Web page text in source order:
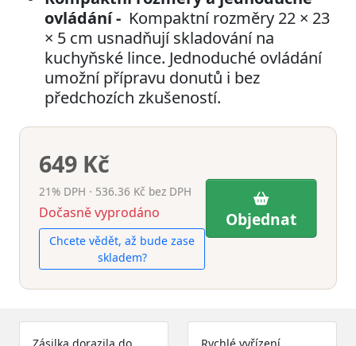
ovládání - Kompaktní rozměry 22 × 23
× 5 cm usnadňují skladování na
kuchyňské lince. Jednoduché ovládání
umožní přípravu donutů i bez
předchozích zkušeností.
649 Kč
21% DPH · 536.36 Kč bez DPH
Dočasně vyprodáno
Chcete vědět, až bude zase
skladem?
Objednat